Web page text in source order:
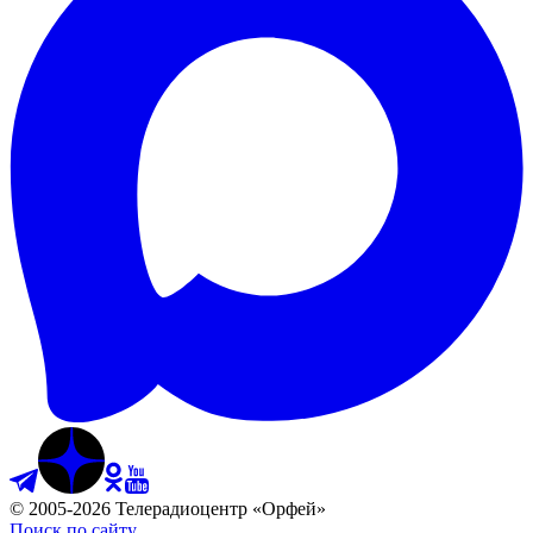
© 2005-2026 Телерадиоцентр «Орфей»